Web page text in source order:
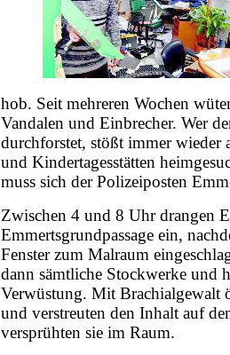
hob. Seit mehreren Wochen
Vandalen und Einbrecher. Wer
durchforstet, stößt immer wieder
und Kindertagesstätten
muss sich der Polizeiposten
Zwischen 4 und 8 Uhr drangen
Emmertsgrundpassage ein,
Fenster zum Malraum
dann sämtliche Stockwerke und
Verwüstung. Mit Brachialgewalt
und verstreuten den Inhalt auf
versprühten sie im Raum.